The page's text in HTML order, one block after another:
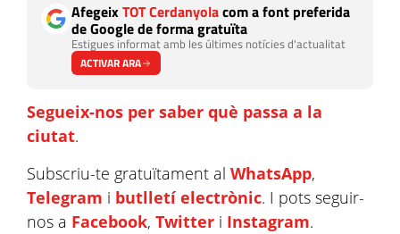
AfegeixTOT Cerdanyolacom a font preferida
de Google de forma gratuïta
Estigues informat amb les últimes notícies d'actualitat
ACTIVAR ARA
Segueix-nos per saber què passa a la
ciutat.
Subscriu-te gratuïtament al WhatsApp,
Telegram i butlletí electrònic. I pots seguir-
nos a Facebook, Twitter i Instagram.